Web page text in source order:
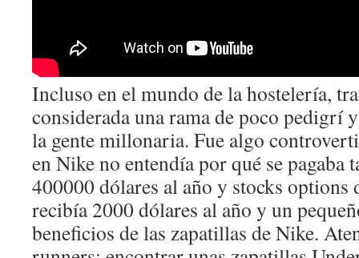
Incluso en el mundo de la hostelería,
considerada una rama de poco pedigrí
la gente millonaria. Fue algo
en Nike no entendía por qué se pagaba
400000 dólares al año y stocks options
recibía 2000 dólares al año y un
beneficios de las zapatillas de Nike.